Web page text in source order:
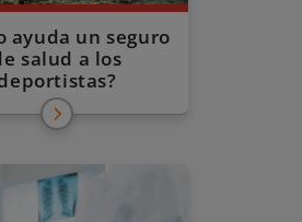
ayuda un seguro
salud a los